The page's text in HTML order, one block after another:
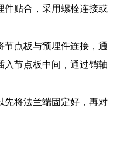
件贴合，采用螺栓连接或
节点板与预埋件连接，通
入节点板中间，通过销轴
先将法兰端固定好，再对